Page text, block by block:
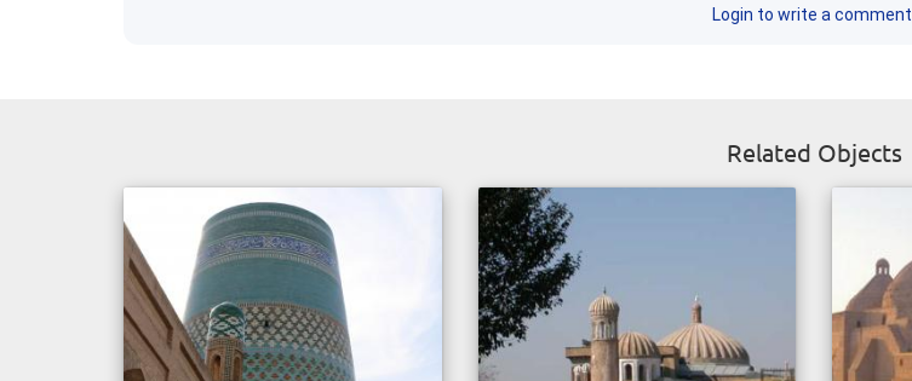
Login to write a comment.
Related Objects